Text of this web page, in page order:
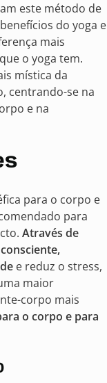
este método de
do yoga e
mais
o yoga tem.
mística da
centrando-se na
e na
para o corpo e
para
Através de
e reduz o stress,
maior
corpo mais
o corpo e para